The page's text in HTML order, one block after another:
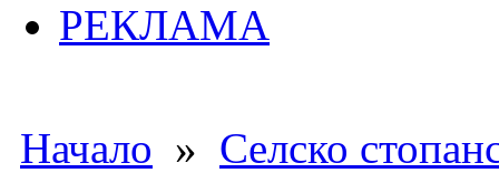
РЕКЛАМА
Начало » Селско